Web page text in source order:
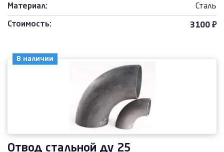
Материал: Сталь
Стоимость: 3100 ₽
В наличии
Отвод стальной ду 25